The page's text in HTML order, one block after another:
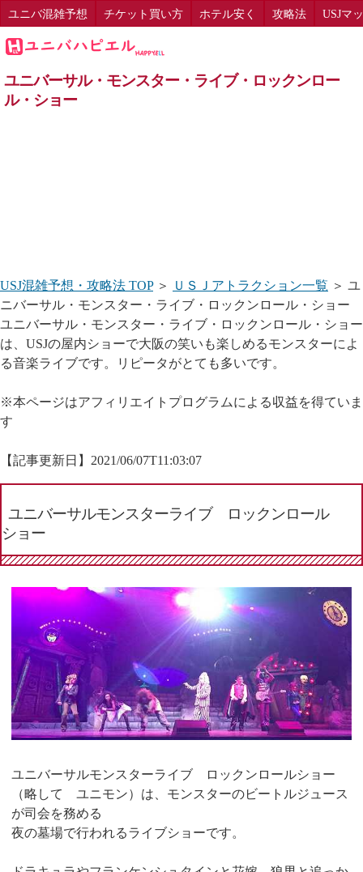
ユニバーサル・モンスター・ライブ・ロックンロー
ル・ショー
ユニバ混雑予想 チケット買い方 ホテル安く 攻略法 USJマ
USJ混雑予想・攻略法 TOP＞ ＵＳＪアトラクション一覧 ＞ ユ
ニバーサル・モンスター・ライブ・ロックンロール・ショー
ユニバーサル・モンスター・ライブ・ロックンロール・ショー
は、USJの屋内ショーで大阪の笑いも楽しめるモンスターによ
る音楽ライブです。リピータがとても多いです。
※本ページはアフィリエイトプログラムによる収益を得ていま
す
【記事更新日】 2021/06/07T11:03:07
ユニバーサルモンスターライブ ロックンロール
ショー
ユニバーサルモンスターライブ ロックンロールショー
（略して ユニモン）は、モンスターのビートルジュース
が司会を務める
夜の墓場で行われるライブショーです。